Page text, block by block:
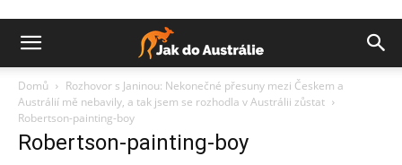
Domů
Rozhovor s Janinou: Nekonečné přesuny mezi Českem a
Austrálií mě nebavily, a tak jsem se rozhodla v Austrálii zůstat
Robertson-painting-boy
Robertson-painting-boy